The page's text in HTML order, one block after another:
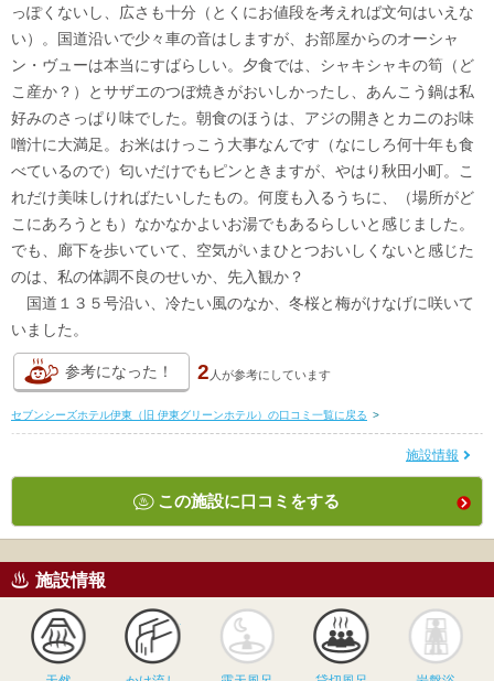
っぽくないし、広さも十分（とくにお値段を考えれば文句はいえな
い）。国道沿いで少々車の音はしますが、お部屋からのオーシャ
ン・ヴューは本当にすばらしい。夕食では、シャキシャキの筍（ど
こ産か？）とサザエのつぼ焼きがおいしかったし、あんこう鍋は私
好みのさっぱり味でした。朝食のほうは、アジの開きとカニのお味
噌汁に大満足。お米はけっこう大事なんです（なにしろ何十年も食
べているので）匂いだけでもピンときますが、やはり秋田小町。こ
れだけ美味しければたいしたもの。何度も入るうちに、（場所がど
こにあろうとも）なかなかよいお湯でもあるらしいと感じました。
でも、廊下を歩いていて、空気がいまひとつおいしくないと感じた
のは、私の体調不良のせいか、先入観か？
国道１３５号沿い、冷たい風のなか、冬桜と梅がけなげに咲いて
いました。
参考になった！ 2 人が参考にしています
セブンシーズホテル伊東（旧 伊東グリーンホテル）の口コミ一覧に戻る >
施設情報
この施設に口コミをする
施設情報
かけ流し 露天風呂 貸切風呂